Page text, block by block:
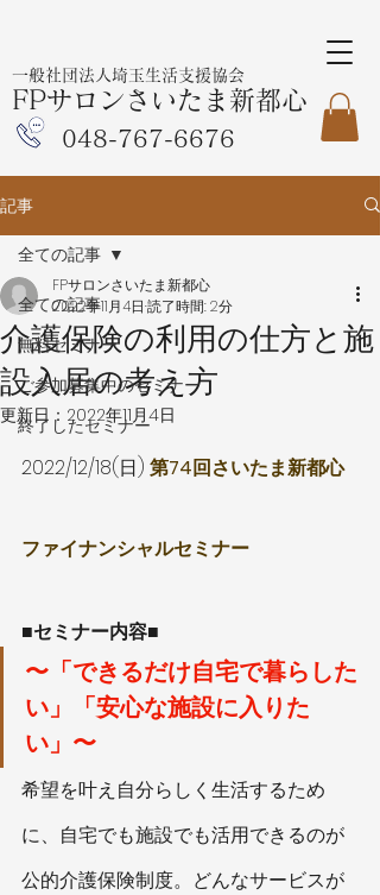
一般社団法人埼玉生活支援協会
FPサロンさいたま新都心
048-767-6676
記事
全ての記事
無料セミナー
ご参加募集中のセミナー
終了したセミナー
全ての記事
介護保険の利用の仕方と施
設入居の考え方
FPサロンさいたま新都心
2022年11月4日 読了時間: 2分
更新日： 2022年11月4日
2022/12/18(日) 第74回さいたま新都心
ファイナンシャルセミナー
■セミナー内容■
〜「できるだけ自宅で暮らした
い」「安心な施設に入りた
い」〜
希望を叶え自分らしく生活するため
に、自宅でも施設でも活用できるのが
公的介護保険制度。どんなサービスが